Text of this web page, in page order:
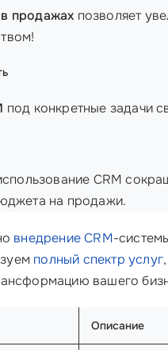
продажах позволяет
под конкретные задачи
CRM
на продажи.
внедрение CRM-
полный спектр услуг
вашего
Описание